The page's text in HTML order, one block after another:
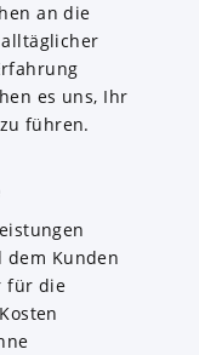
an die
es uns, Ihr
führen.
dem Kunden
für die